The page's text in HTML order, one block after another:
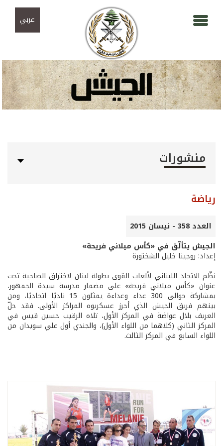
عربي
منشورات
رياضة
العدد 358 - نيسان 2015
الجيش يتألّق في «كأس ميلاني فريحة»
إعداد: روجينا خليل الشختورة
نظّم الاتحاد اللبناني لألعاب القوى بطولة لبنان لاختراق الضاحية تحت
عنوان «كأس ميلاني فريحة» على مضمار مدرسة سيدة الجمهور،
بمشاركة حوالى 300 عداء وعداءة يمثلون 15 ناديًا اتحاديًا، ومن
بينهم فريق الجيش الذي أحرز عسكريوه المراكز الأولى. فقد حلّ
العريف بلال عواضة في المركز الأول، تلاه الرقيب حسين قيس في
المركز الثاني (كلاهما من اللواء الأول)، والجندي أول علي سويدان من
اللواء السابع في المركز الثالث.